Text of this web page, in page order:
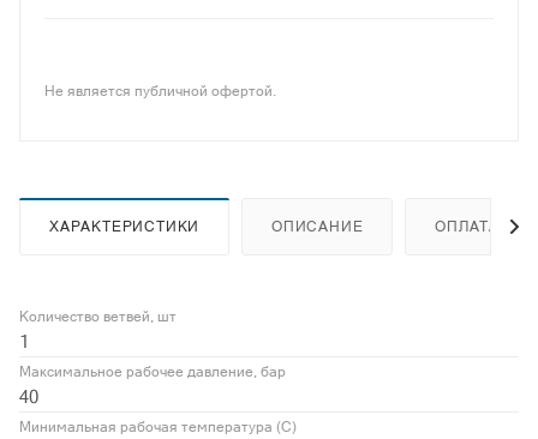
Не является публичной офертой.
ХАРАКТЕРИСТИКИ ОПИСАНИЕ ОПЛАТА
Количество ветвей, шт
1
Максимальное рабочее давление, бар
40
Минимальная рабочая температура (С)